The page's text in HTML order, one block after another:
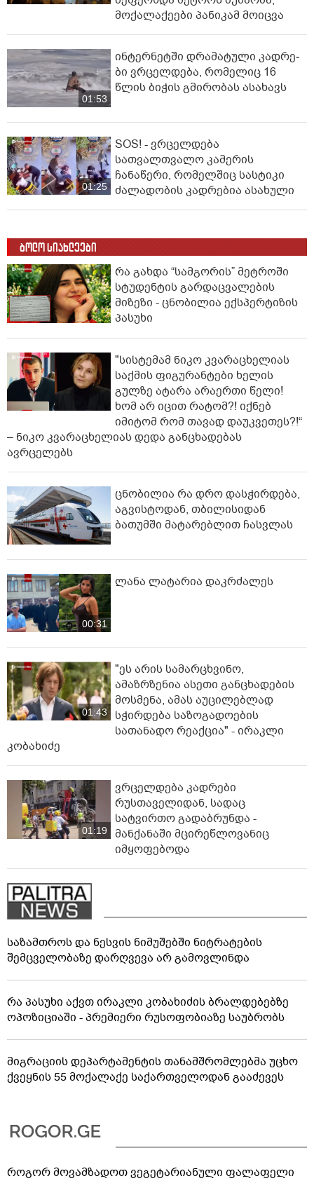
მოქალაქეები პანიკამ მოიცვა
01:53
ინ­ტერ­ნეტ­ში დრა­მა­ტუ­ლი კად­რე­
ბი ვრცელდება, რომელიც 16
წლის ბიჭის გმირობას ასახავს
01:25
SOS! - ვრცელდება
სათვალთვალო კამერის
ჩანაწერი, რომელშიც სასტიკი
ძალადობის კადრებია ასახული
ბოლო სიახლეები
რა გახდა “სამგორის” მეტროში
სტუდენტის გარდაცვალების
მიზეზი - ცნობილია ექსპერტიზის
პასუხი
"სისტემამ ნიკო კვარაცხელიას
საქმის ფიგურანტები ხელის
გულზე ატარა არაერთი წელი!
ხომ არ იცით რატომ?! იქნებ
იმიტომ რომ თავად დაუკვეთეს?!“
– ნიკო კვარაცხელიას დედა განცხადებას
ავრცელებს
ცნობილია რა დრო დასჭირდება,
აგვისტოდან, თბილისიდან
ბათუმში მატარებლით ჩასვლას
00:31
ლანა ლატარია დაკრძალეს
01:43
"ეს არის სამარცხვინო,
ამაზრზენია ასეთი განცხადების
მოსმენა, ამას აუცილებლად
სჭირდება საზოგადოების
სათანადო რეაქცია" - ირაკლი
კობახიძე
01:19
ვრცელდება კადრები
რუსთაველიდან, სადაც
სატვირთო გადაბრუნდა -
მანქანაში მცირეწლოვანიც
იმყოფებოდა
საზამთროს და ნესვის ნიმუშებში ნიტრატების
შემცველობაზე დარღვევა არ გამოვლინდა
რა პასუხი აქვთ ირაკლი კობახიძის ბრალდებებზე
ოპოზიციაში - პრემიერი რუსოფობიაზე საუბრობს
მიგრაციის დეპარტამენტის თანამშრომლებმა უცხო
ქვეყნის 55 მოქალაქე საქართველოდან გააძევეს
როგორ მოვამზადოთ ვეგეტარიანული ფალაფელი